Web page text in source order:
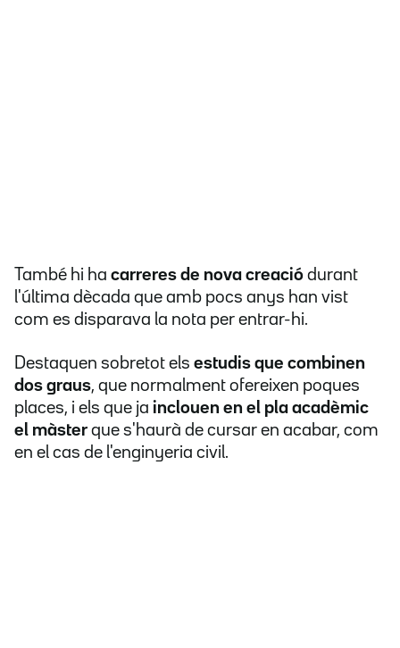
També hi ha carreres de nova creació durant
l'última dècada que amb pocs anys han vist
com es disparava la nota per entrar-hi.
Destaquen sobretot els estudis que combinen
dos graus, que normalment ofereixen poques
places, i els que ja inclouen en el pla acadèmic
el màster que s'haurà de cursar en acabar, com
en el cas de l'enginyeria civil.